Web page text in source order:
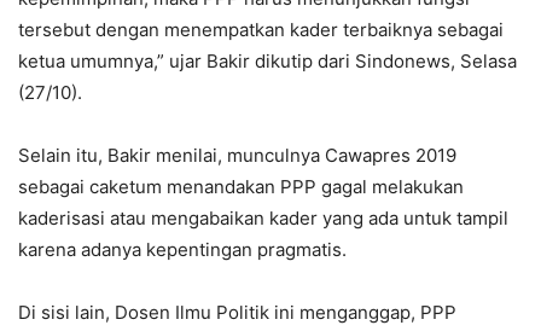
tersebut dengan menempatkan kader terbaiknya sebagai
ketua umumnya,” ujar Bakir dikutip dari Sindonews, Selasa
(27/10).
Selain itu, Bakir menilai, munculnya Cawapres 2019
sebagai caketum menandakan PPP gagal melakukan
kaderisasi atau mengabaikan kader yang ada untuk tampil
karena adanya kepentingan pragmatis.
Di sisi lain, Dosen Ilmu Politik ini menganggap, PPP